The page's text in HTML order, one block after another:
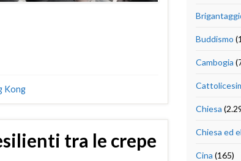
Kong
tra le crepe
Buddismo
Cambogia
Chiesa
Chiesa ed
Cina (165)